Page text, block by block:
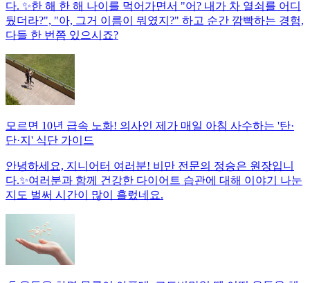
다. ✨한 해 한 해 나이를 먹어가면서 "어? 내가 차 열쇠를 어디
뒀더라?", "아, 그거 이름이 뭐였지?" 하고 순간 깜빡하는 경험,
다들 한 번쯤 있으시죠?
모르면 10년 급속 노화! 의사인 제가 매일 아침 사수하는 '탄·
단·지' 식단 가이드
안녕하세요, 지니어터 여러분! 비만 전문의 정승은 원장입니
다.✨여러분과 함께 건강한 다이어트 습관에 대해 이야기 나눈
지도 벌써 시간이 많이 흘렀네요.